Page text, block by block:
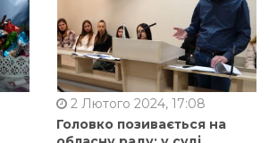
2 Лютого 2024, 17:08
Головко позивається на